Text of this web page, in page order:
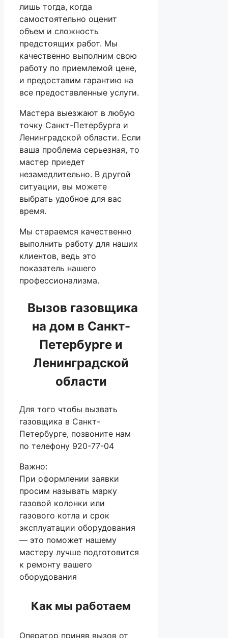
лишь тогда, когда
самостоятельно оценит
объем и сложность
предстоящих работ. Мы
качественно выполним свою
работу по приемлемой цене,
и предоставим гарантию на
все предоставленные услуги.
Мастера выезжают в любую
точку Санкт-Петербурга и
Ленинградской области. Если
ваша проблема серьезная, то
мастер приедет
незамедлительно. В другой
ситуации, вы можете
выбрать удобное для вас
время.
Мы стараемся качественно
выполнить работу для наших
клиентов, ведь это
показатель нашего
профессионализма.
Вызов газовщика
на дом в Санкт-
Петербурге и
Ленинградской
области
Для того чтобы вызвать
газовщика в Санкт-
Петербурге, позвоните нам
по телефону 920-77-04
Важно:
При оформлении заявки
просим называть марку
газовой колонки или
газового котла и срок
эксплуатации оборудования
— это поможет нашему
мастеру лучше подготовится
к ремонту вашего
оборудования
Как мы работаем
Оператор приняв вызов от